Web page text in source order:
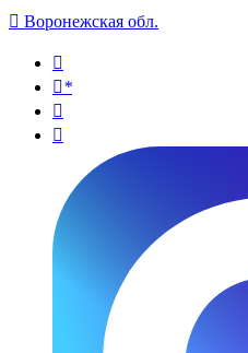
 Воронежская обл.

*

